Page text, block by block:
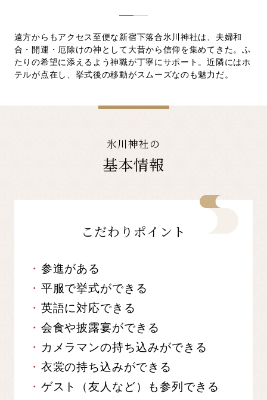
遠方からもアクセス至便な新宿下落合氷川神社は、夫婦和
合・開運・厄除けの神として大昔から信仰を集めてきた。ふ
たりの希望に添えるよう神職が丁寧にサポート。近隣にはホ
テルが点在し、挙式後の移動がスムーズなのも魅力だ。
氷川神社の
基本情報
こだわりポイント
参進がある
平服で挙式ができる
英語に対応できる
会食や披露宴ができる
カメラマンの持ち込みができる
衣裳の持ち込みができる
ゲスト（友人など）も参列できる